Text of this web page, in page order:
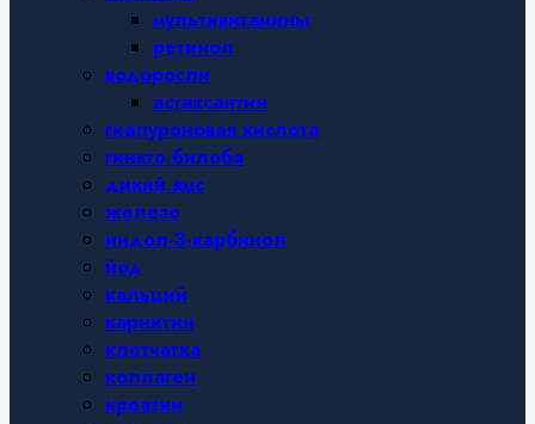
мультивитамины
ретинол
водоросли
астаксантин
гиалуроновая кислота
гинкго билоба
дикий ямс
железо
индол-3-карбинол
йод
кальций
карнитин
клетчатка
коллаген
креатин